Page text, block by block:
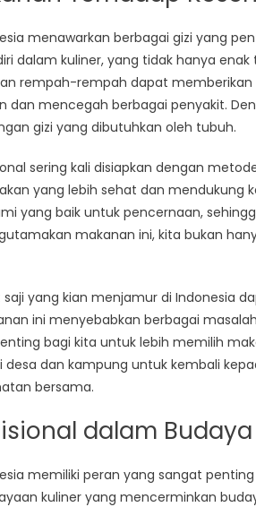
menawarkan berbagai gizi yang
dalam kuliner, yang tidak hanya
rempah-rempah dapat
dan mencegah berbagai penyakit.
gizi yang dibutuhkan oleh tubuh.
sering kali disiapkan dengan
yang lebih sehat dan mendukung
yang baik untuk pencernaan,
makanan ini, kita bukan
saji yang kian menjamur di Indonesia
ini menyebabkan berbagai
bagi kita untuk lebih memilih
dan kampung untuk kembali
bersama.
dalam
memiliki peran yang sangat
kuliner yang mencerminkan